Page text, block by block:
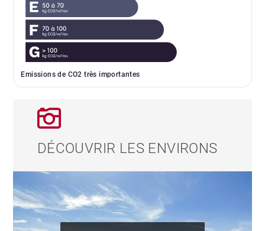
Emissions de CO2 très importantes
DÉCOUVRIR LES ENVIRONS